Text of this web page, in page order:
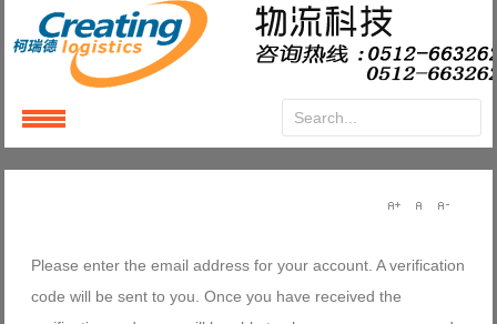
Please enter the email address for your account. A verification
code will be sent to you. Once you have received the